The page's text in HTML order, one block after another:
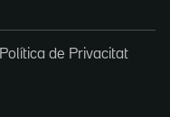
Política de Privacitat